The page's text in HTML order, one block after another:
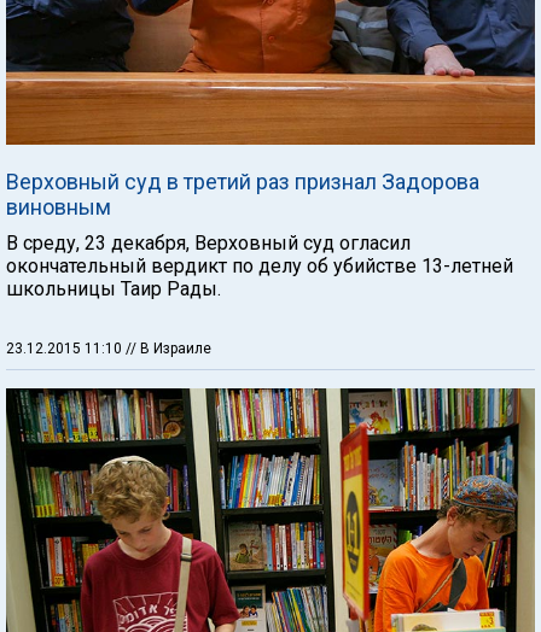
Верховный суд в третий раз признал Задорова
виновным
В среду, 23 декабря, Верховный суд огласил
окончательный вердикт по делу об убийстве 13-летней
школьницы Таир Рады.
23.12.2015 11:10 // В Израиле